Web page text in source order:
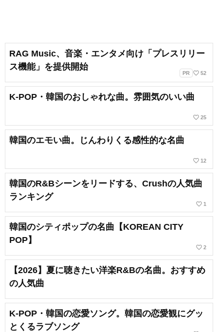
RAG Music、音楽・エンタメ向け「プレスリリー
ス機能」を提供開始
PR favorite_border 52
K-POP・韓国のおしゃれな曲。雰囲気のいい曲
favorite_border 25
韓国のエモい曲。じんわりくる感性的な名曲
favorite_border 12
韓国のR&Bシーンをリードする、Crushの人気曲
ランキング
favorite_border 1
韓国のシティポップの名曲【KOREAN CITY
POP】
favorite_border 2
【2026】夏に聴きたい洋楽R&Bの名曲。おすすめ
の人気曲
K-POP・韓国の恋愛ソング。韓国の恋愛観にグッ
とくるラブソング